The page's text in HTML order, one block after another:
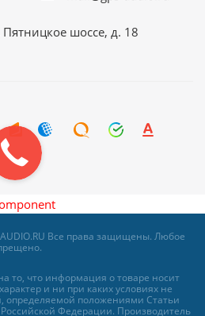
Пятницкое шоссе, д. 18
Все права защищены. Любое
то, что информация о товаре носит
и ни при каких условиях не
определяемой положениями Статьи
Российской Федерации. Производитель